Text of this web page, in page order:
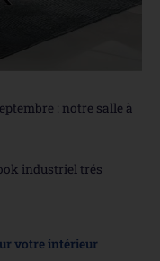
: notre salle à
industriel trés
votre intérieur